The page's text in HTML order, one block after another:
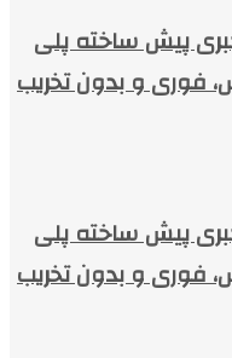
پیش ساخته پلی
فوری و بدون تخریب
پیش ساخته پلی
فوری و بدون تخریب